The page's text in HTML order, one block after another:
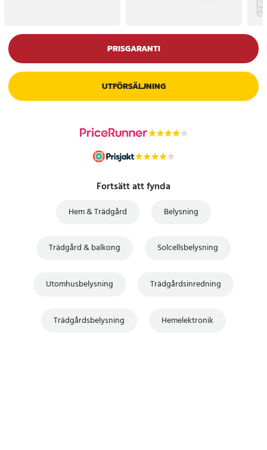
PRISGARANTI
UTFÖRSÄLJNING
Fortsätt att fynda
Hem & Trädgård Belysning
Trädgård & balkong Solcellsbelysning
Utomhusbelysning Trädgårdsinredning
Trädgårdsbelysning Hemelektronik